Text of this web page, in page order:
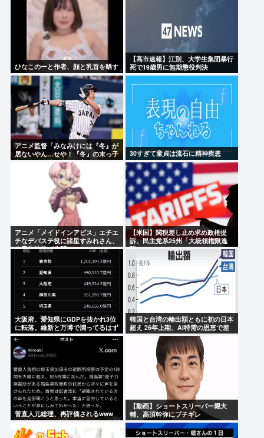
ひなこのーと作者、顔と乳首を晒す
【高市速報】江別、大学生集団暴行
死で19歳男に無期懲役判決
アニメ監督「みなみけには『冬』が
居ないやん…せや！『冬』の末っ子
をアニメオリジナルで出そ！」
30すぎて童貞は流石に精神疾患
アニメ「メイドインアビス」エチエ
チなデバステ役に諸星すみれさん、
本予告映像が公開
【米国】関税差し止め求め政権提
訴、民主党系25州「大統領権限逸
脱」
大阪府、愛知県にGDPを抜かれ3位
に転落。維新と万博で潤ってるはず
じゃ…
韓国と台湾の輸出額ともに初の日本
超え 26年上期、AI特需の恩恵で差
菅直人元総理、再評価されるwww
【動画】ショートスリーパー堀大
輔、高須幹弥にブチギレ